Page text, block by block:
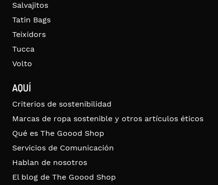
Salvajitos
Tatin Bags
Teixidors
Tucca
Volto
AQUÍ
Criterios de sostenibilidad
Marcas de ropa sostenible y otros artículos éticos
Qué es The Goood Shop
Servicios de Comunicación
Hablan de nosotros
El blog de The Goood Shop